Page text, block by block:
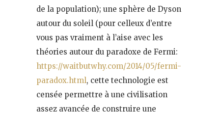
de la population); une sphère de Dyson
autour du soleil (pour celleux d’entre
vous pas vraiment à l’aise avec les
théories autour du paradoxe de Fermi:
https://waitbutwhy.com/2014/05/fermi-
paradox.html, cette technologie est
censée permettre à une civilisation
assez avancée de construire une